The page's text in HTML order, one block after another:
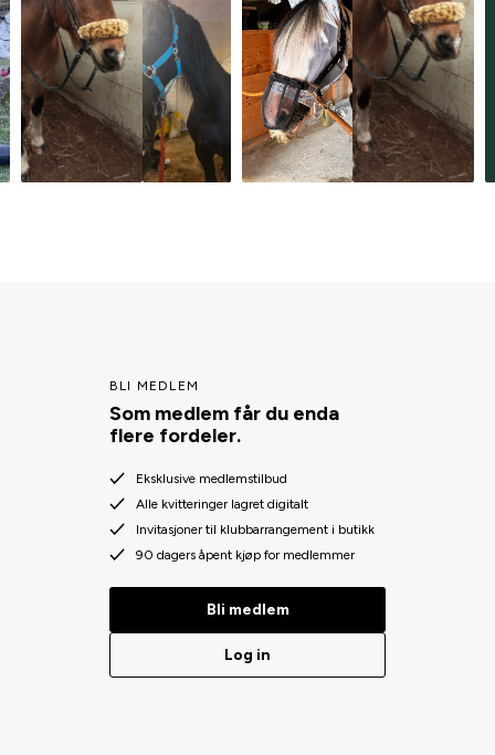
BLI MEDLEM
Som medlem får du enda
flere fordeler.
Eksklusive medlemstilbud
Alle kvitteringer lagret digitalt
Invitasjoner til klubbarrangement i butikk
90 dagers åpent kjøp for medlemmer
Bli medlem
Log in